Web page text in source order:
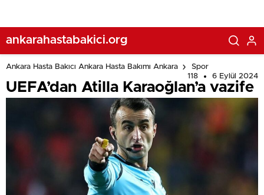
ankarahastabakici.org
Ankara Hasta Bakıcı Ankara Hasta Bakımı Ankara
Spor
118
6 Eylül 2024
UEFA’dan Atilla Karaoğlan’a vazife